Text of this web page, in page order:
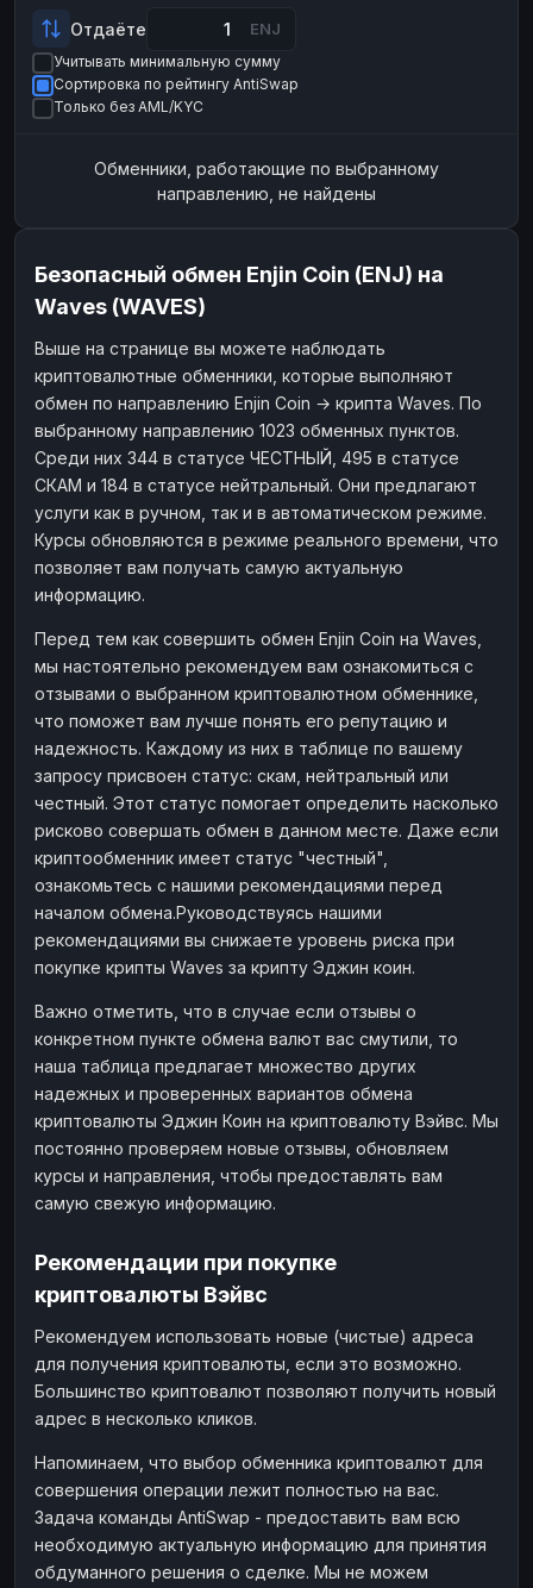
БАЛАНСЫ КРИПТОБИРЖ
ИНТЕРНЕТ БАНКИНГ
RUB
Райффайзен RUB
ВТБ
Т-Банк RUB
СБЕР
Райффайзен
Т-Банк
ДЕНЕЖНЫЕ ПЕРЕВОДЫ
ЗК USD
WU
ЗК
НАЛИЧНЫЕ ДЕНЬГИ
Наличные RUB
Наличные
Наличные
Наличные
Наличные
Отдаёте ENJ
Учитывать минимальную сумму
Сортировка по рейтингу AntiSwap
Только без AML/KYC
Обменники, работающие по выбранному
направлению, не найдены
Безопасный обмен Enjin Coin (ENJ) на
Waves (WAVES)
Выше на странице вы можете наблюдать
криптовалютные обменники, которые выполняют
обмен по направлению Enjin Coin → крипта Waves. По
выбранному направлению 1023 обменных пунктов.
Среди них 344 в статусе ЧЕСТНЫЙ, 495 в статусе
СКАМ и 184 в статусе нейтральный. Они предлагают
услуги как в ручном, так и в автоматическом режиме.
Курсы обновляются в режиме реального времени, что
позволяет вам получать самую актуальную
информацию.
Перед тем как совершить обмен Enjin Coin на Waves,
мы настоятельно рекомендуем вам ознакомиться с
отзывами о выбранном криптовалютном обменнике,
что поможет вам лучше понять его репутацию и
надежность. Каждому из них в таблице по вашему
запросу присвоен статус: скам, нейтральный или
честный. Этот статус помогает определить насколько
рисково совершать обмен в данном месте. Даже если
криптообменник имеет статус "честный",
ознакомьтесь с нашими рекомендациями перед
началом обмена.Руководствуясь нашими
рекомендациями вы снижаете уровень риска при
покупке крипты Waves за крипту Эджин коин.
Важно отметить, что в случае если отзывы о
конкретном пункте обмена валют вас смутили, то
наша таблица предлагает множество других
надежных и проверенных вариантов обмена
криптовалюты Эджин Коин на криптовалюту Вэйвс. Мы
постоянно проверяем новые отзывы, обновляем
курсы и направления, чтобы предоставлять вам
самую свежую информацию.
Рекомендации при покупке
криптовалюты Вэйвс
Рекомендуем использовать новые (чистые) адреса
для получения криптовалюты, если это возможно.
Большинство криптовалют позволяют получить новый
адрес в несколько кликов.
Напоминаем, что выбор обменника криптовалют для
совершения операции лежит полностью на вас.
Задача команды AntiSwap - предоставить вам всю
необходимую актуальную информацию для принятия
обдуманного решения о сделке. Мы не можем